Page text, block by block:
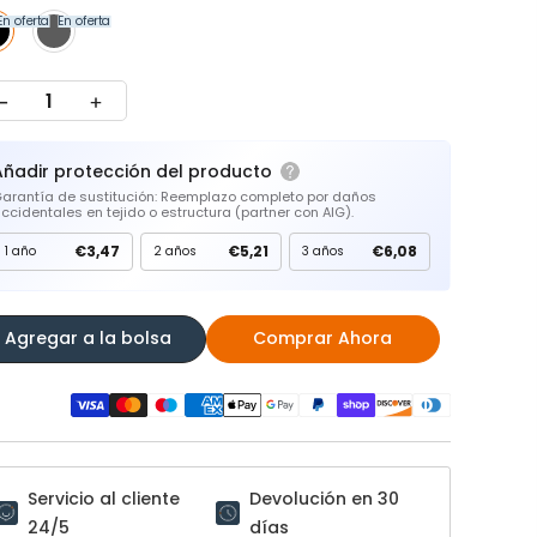
oferta En oferta
protección del producto
de sustitución: Reemplazo completo por daños
en tejido o estructura (partner con AIG).
1 año €3,47 2 años €5,21 3 años €6,08
Agregar a la bolsa Comprar Ahora
Servicio al cliente
24/5
Devolución en 30
días